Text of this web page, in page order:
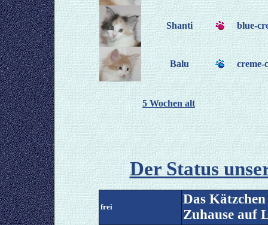
Shanti blue-
Balu creme-
5 Wochen alt
Der Status
frei
Das
Zuhause auf